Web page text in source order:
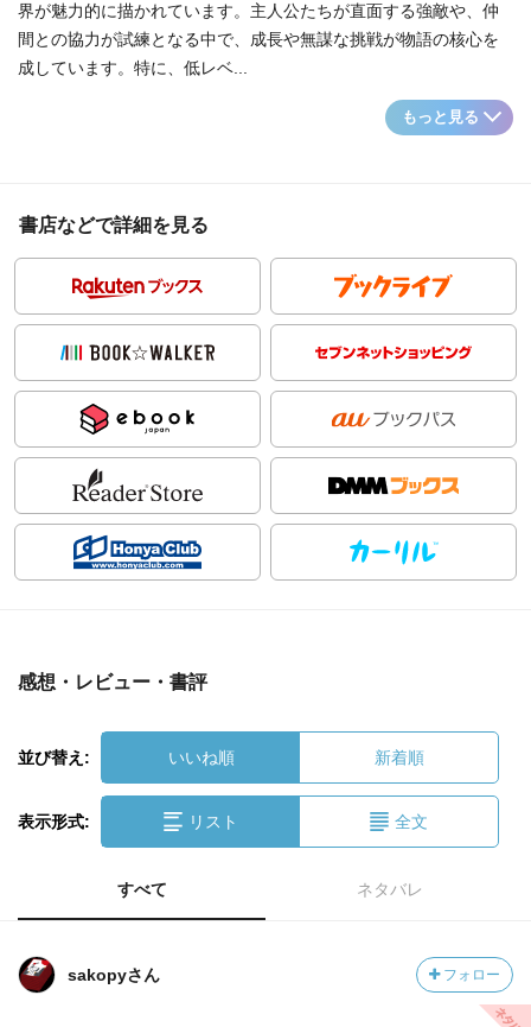
界が魅力的に描かれています。主人公たちが直面する強敵や、仲
間との協力が試練となる中で、成長や無謀な挑戦が物語の核心を
成しています。特に、低レベ...
もっと見る
書店などで詳細を見る
感想・レビュー・書評
並び替え: いいね順 新着順
表示形式: リスト 全文
すべて ネタバレ
sakopyさん フォロー